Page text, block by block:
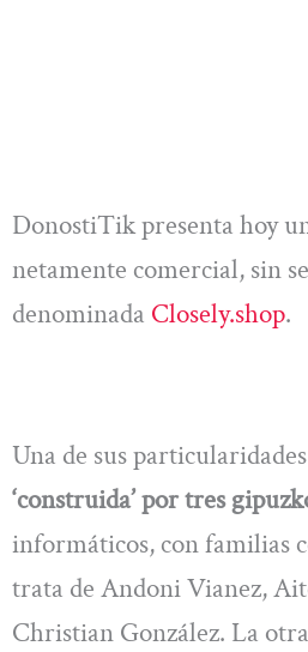
DonostiTik presenta hoy
netamente comercial, sin
denominada Closely.shop.
Una de sus
‘construida’ por tres
informáticos, con familias
trata de Andoni Vianez,
Christian González. La